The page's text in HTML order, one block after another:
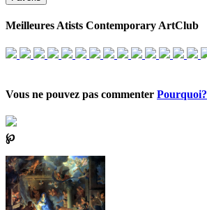
Meilleures Atists Contemporary ArtClub
Vous ne pouvez pas commenter Pourquoi?
℘